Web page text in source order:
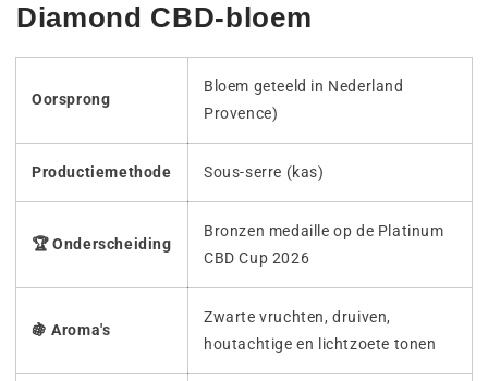
Diamond CBD-bloem
Oorsprong
Bloem geteeld in Nederland
Provence)
Productiemethode Sous-serre (kas)
🏆 Onderscheiding
Bronzen medaille op de Platinum
CBD Cup 2026
🍇 Aroma's
Zwarte vruchten, druiven,
houtachtige en lichtzoete tonen